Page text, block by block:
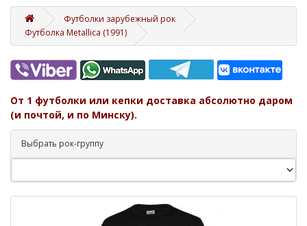
Футболки зарубежный рок
Футболка Metallica (1991)
От 1 футболки или кепки доставка абсолютно даром
(и почтой, и по Минску).
Выбрать рок-группу